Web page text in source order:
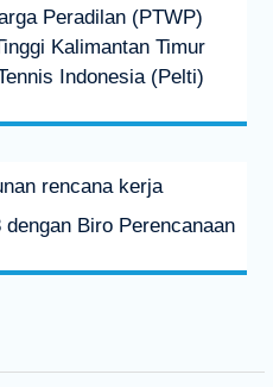
Peradilan (PTWP)
Kalimantan Timur
Indonesia (Pelti)
rencana kerja
Biro Perencanaan